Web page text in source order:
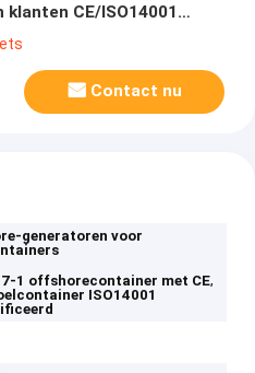
CE/ISO14001
Contact nu
generatoren voor
1 offshorecontainer met CE,
ISO14001